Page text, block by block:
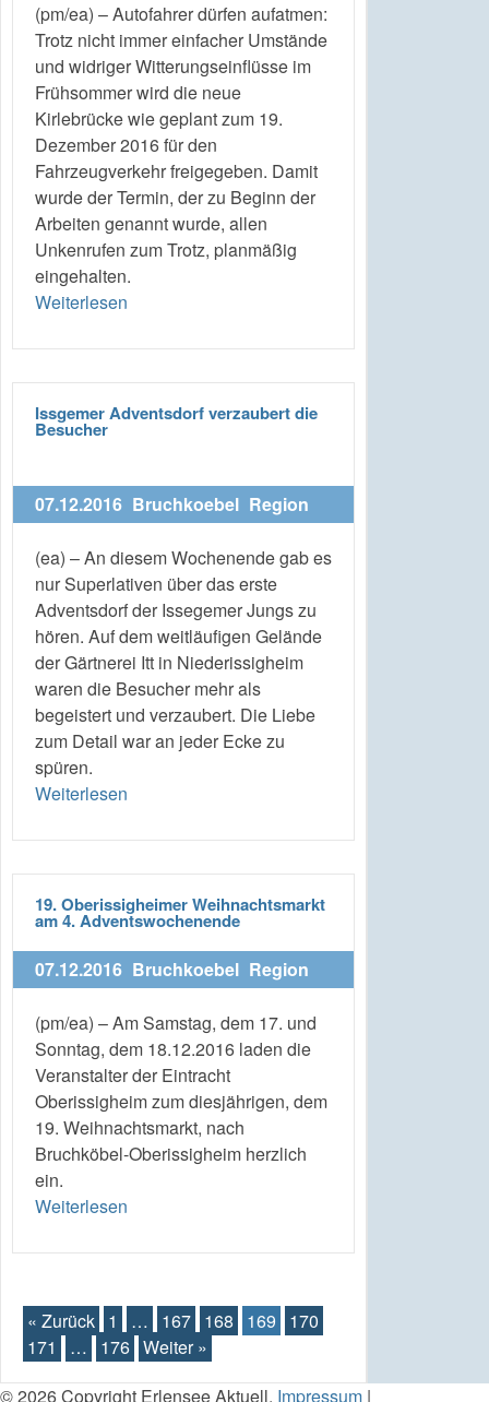
(pm/ea) – Autofahrer dürfen aufatmen:
Trotz nicht immer einfacher Umstände
und widriger Witterungseinflüsse im
Frühsommer wird die neue
Kirlebrücke wie geplant zum 19.
Dezember 2016 für den
Fahrzeugverkehr freigegeben. Damit
wurde der Termin, der zu Beginn der
Arbeiten genannt wurde, allen
Unkenrufen zum Trotz, planmäßig
eingehalten.
Weiterlesen
Issgemer Adventsdorf verzaubert die
Besucher
07.12.2016 Bruchkoebel Region
(ea) – An diesem Wochenende gab es
nur Superlativen über das erste
Adventsdorf der Issegemer Jungs zu
hören. Auf dem weitläufigen Gelände
der Gärtnerei Itt in Niederissigheim
waren die Besucher mehr als
begeistert und verzaubert. Die Liebe
zum Detail war an jeder Ecke zu
spüren.
Weiterlesen
19. Oberissigheimer Weihnachtsmarkt
am 4. Adventswochenende
07.12.2016 Bruchkoebel Region
(pm/ea) – Am Samstag, dem 17. und
Sonntag, dem 18.12.2016 laden die
Veranstalter der Eintracht
Oberissigheim zum diesjährigen, dem
19. Weihnachtsmarkt, nach
Bruchköbel-Oberissigheim herzlich
ein.
Weiterlesen
« Zurück 1 … 167 168 169
170
171
… 176 Weiter »
© 2026 Copyright Erlensee Aktuell. Impressum |